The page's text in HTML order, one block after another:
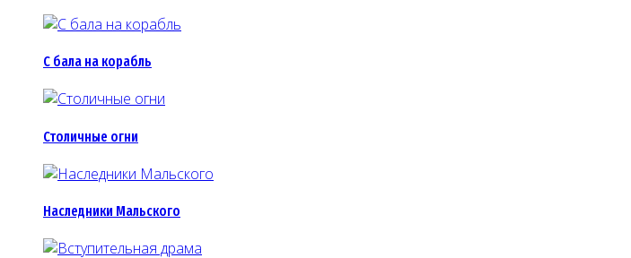
С бала на корабль
Столичные огни
Наследники Мальского